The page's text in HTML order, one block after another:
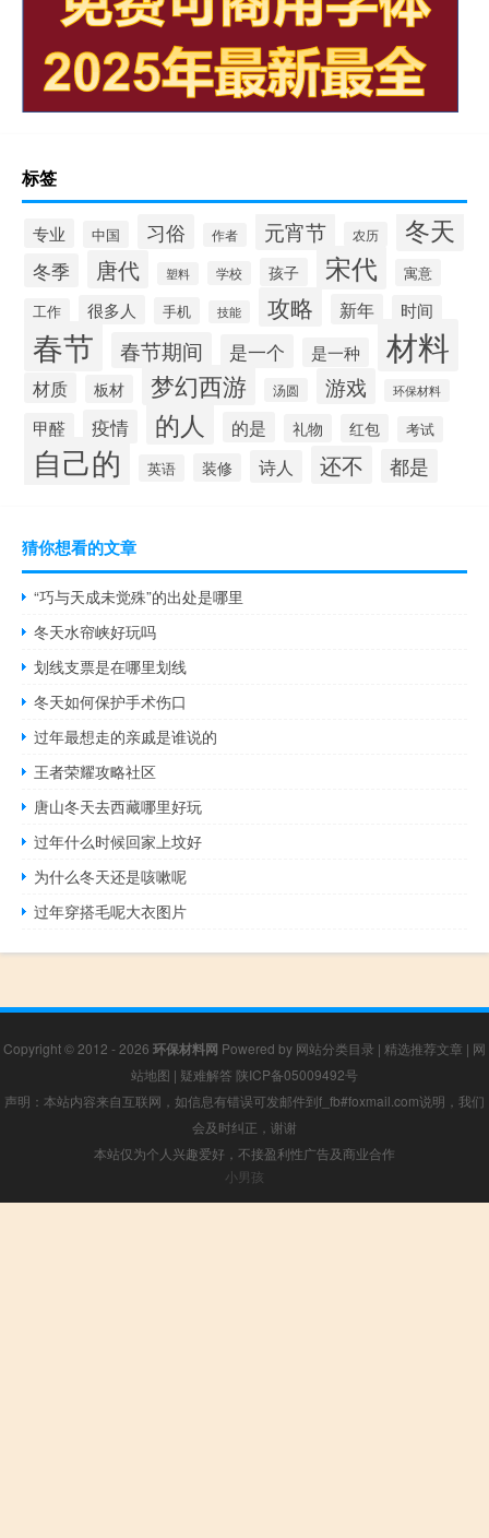
标签
专业 中国 习俗 作者 元宵节 农历 冬天
冬季 唐代 塑料 学校 孩子 宋代 寓意
工作 很多人 手机 技能 攻略 新年 时间
春节 春节期间 是一个 是一种 材料
材质 板材 梦幻西游 汤圆 游戏 环保材料
甲醛 疫情 的人 的是 礼物 红包 考试
自己的 英语 装修 诗人 还不 都是
猜你想看的文章
“巧与天成未觉殊”的出处是哪里
冬天水帘峡好玩吗
划线支票是在哪里划线
冬天如何保护手术伤口
过年最想走的亲戚是谁说的
王者荣耀攻略社区
唐山冬天去西藏哪里好玩
过年什么时候回家上坟好
为什么冬天还是咳嗽呢
过年穿搭毛呢大衣图片
Copyright © 2012 - 2026 环保材料网 Powered by 网站分类目录 | 精选推荐文章 | 网
站地图 | 疑难解答 陕ICP备05009492号
声明：本站内容来自互联网，如信息有错误可发邮件到f_fb#foxmail.com说明，我们
会及时纠正，谢谢
本站仅为个人兴趣爱好，不接盈利性广告及商业合作
小男孩